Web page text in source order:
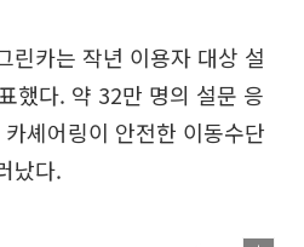
린카는 작년 이용자 대상 설
했다. 약 32만 명의 설문 응
셰어링이 안전한 이동수단
났다.